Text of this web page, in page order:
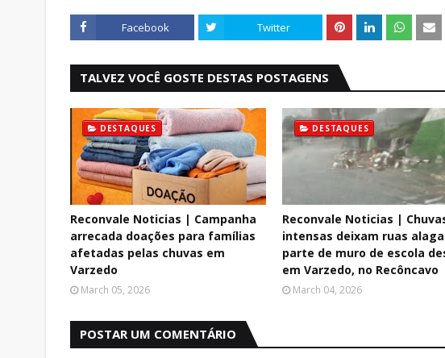
Facebook Twitter
TALVEZ VOCÊ GOSTE DESTAS POSTAGENS
DESTAQUES
Reconvale Noticias | Campanha
arrecada doações para famílias
afetadas pelas chuvas em
Varzedo
March 05, 2026
DESTAQUES
Reconvale Noticias |
intensas deixam ruas
parte de muro de escola
em Varzedo, no Recôncavo
March 04, 2026
POSTAR UM COMENTÁRIO